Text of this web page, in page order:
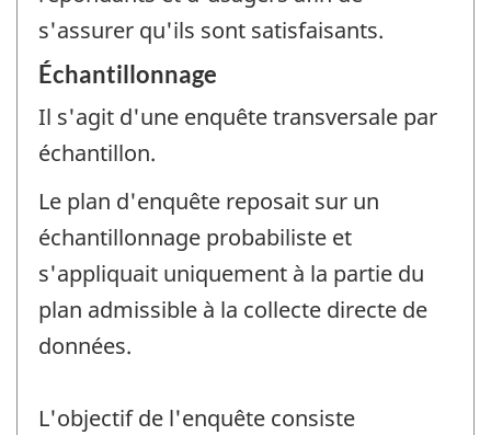
s'assurer qu'ils sont satisfaisants.
Échantillonnage
Il s'agit d'une enquête transversale par
échantillon.
Le plan d'enquête reposait sur un
échantillonnage probabiliste et
s'appliquait uniquement à la partie du
plan admissible à la collecte directe de
données.
L'objectif de l'enquête consiste